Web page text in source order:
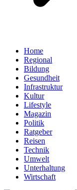
Home
Regional
Bildung
Gesundheit
Infrastruktur
Kultur
Lifestyle
Magazin
Politik
Ratgeber
Reisen
Technik
Umwelt
Unterhaltung
Wirtschaft